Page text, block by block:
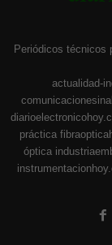
Periódicos técnicos
actualidad-
práctica
óptica